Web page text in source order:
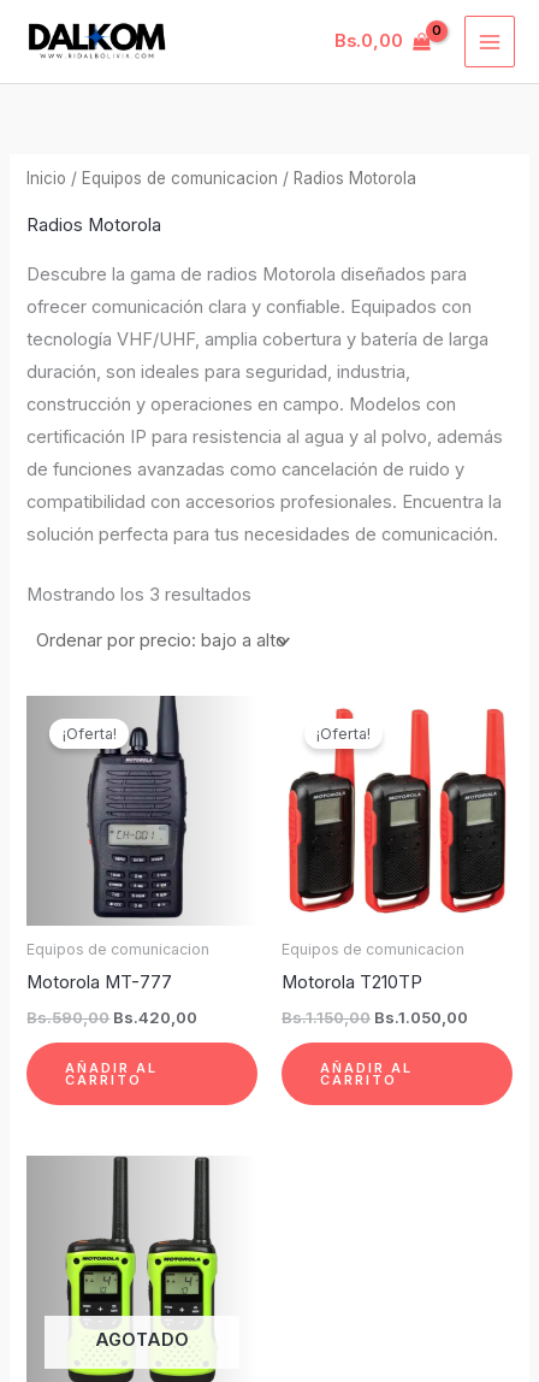
contenido
Bs.0,00
Inicio / Equipos de comunicacion / Radios Motorola
Radios Motorola
Descubre la gama de radios Motorola diseñados para
ofrecer comunicación clara y confiable. Equipados con
tecnología VHF/UHF, amplia cobertura y batería de larga
duración, son ideales para seguridad, industria,
construcción y operaciones en campo. Modelos con
certificación IP para resistencia al agua y al polvo, además
de funciones avanzadas como cancelación de ruido y
compatibilidad con accesorios profesionales. Encuentra la
solución perfecta para tus necesidades de comunicación.
Mostrando los 3 resultados
alto
¡Oferta!
Equipos de comunicacion
Motorola MT-777
Bs.590,00
precio
original
era:
Bs.590,00.
Bs.420,00
AÑADIR AL
CARRITO
¡Oferta!
Equipos de comunicacion
Motorola T210TP
Bs.1.150,00
precio
original
Bs.1.150,00.
Bs.1.050,00
precio
actual
AÑADIR AL
CARRITO
AGOTADO